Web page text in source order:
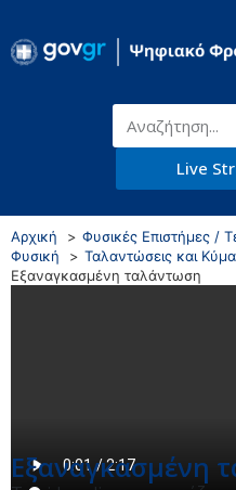
Live
Αρχική
Φυσικές Επιστήμες /
Φυσική
Ταλαντώσεις και
Εξαναγκασμένη ταλάντωση
Εξαναγκασμένη